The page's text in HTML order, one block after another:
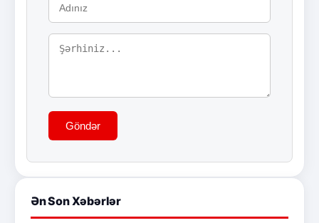
Göndər
Ən Son Xəbərlər